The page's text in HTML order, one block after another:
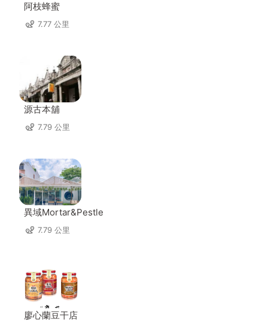
阿枝蜂蜜
7.77 公里
源古本舖
7.79 公里
異域Mortar&Pestle
7.79 公里
廖心蘭豆干店